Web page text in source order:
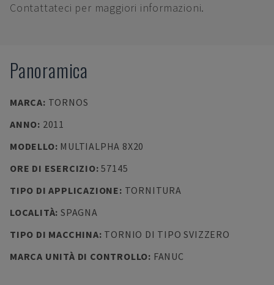
Contattateci per maggiori informazioni.
Panoramica
MARCA: TORNOS
ANNO: 2011
MODELLO: MULTIALPHA 8X20
ORE DI ESERCIZIO:57145
TIPO DI APPLICAZIONE: TORNITURA
LOCALITÀ: SPAGNA
TIPO DI MACCHINA: TORNIO DI TIPO SVIZZERO
MARCA UNITÀ DI CONTROLLO: FANUC